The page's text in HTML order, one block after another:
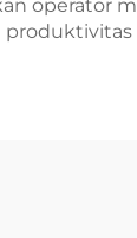
operator
produktivitas